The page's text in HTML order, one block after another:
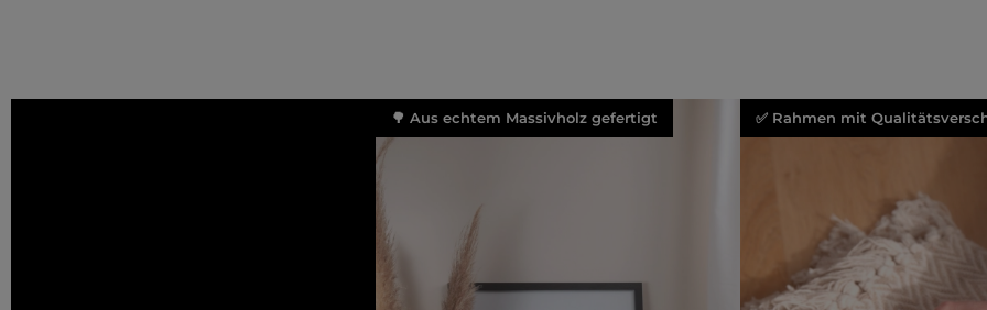
🌳 Aus echtem Massivholz gefertigt ✅ Rahmen mit